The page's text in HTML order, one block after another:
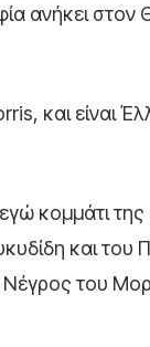
ανήκει στον
και είναι
κομμάτι της
και του
του